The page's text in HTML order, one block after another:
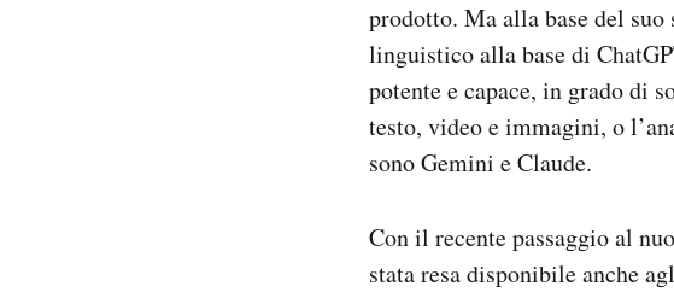
prodotto. Ma alla base del suo
linguistico alla base di
potente e capace, in grado di
testo, video e immagini, o
sono Gemini e Claude.
Con il recente passaggio al
stata resa disponibile anche